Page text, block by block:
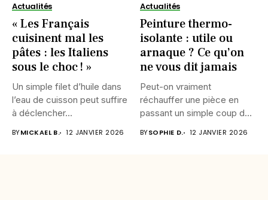
Actualités
« Les Français
cuisinent mal les
pâtes : les Italiens
sous le choc ! »
Un simple filet d’huile dans
l’eau de cuisson peut suffire
à déclencher...
BYMICKAEL B. 12 JANVIER 2026
Actualités
Peinture thermo-
isolante : utile ou
arnaque ? Ce qu’on
ne vous dit jamais
Peut-on vraiment
réchauffer une pièce en
passant un simple coup de
BYSOPHIE D. 12 JANVIER 2026